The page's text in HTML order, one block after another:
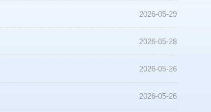
2026-05-29
2026-05-28
2026-05-26
2026-05-26